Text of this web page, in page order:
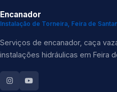
Encanador
Instalação de Torneira, Feira de
Serviços de encanador, caça
instalações hidráulicas em Feira